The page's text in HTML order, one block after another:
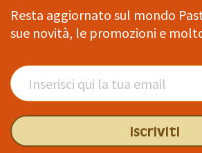
Resta aggiornato sul mondo
sue novità, le promozioni e
Iscriviti